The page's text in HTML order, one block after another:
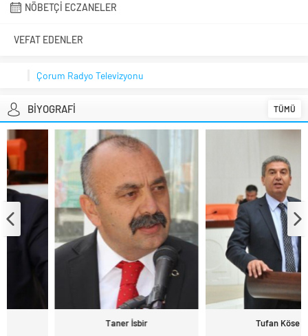
NÖBETÇI ECZANELER
VEFAT EDENLER
Çorum Radyo Televizyonu
BİYOGRAFİ TÜMÜ